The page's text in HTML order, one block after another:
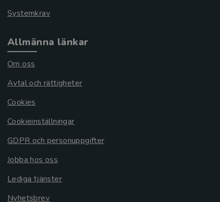
Systemkrav
Allmänna länkar
Om oss
Avtal och rättigheter
Cookies
Cookieinställningar
GDPR och personuppgifter
Jobba hos oss
Lediga tjänster
Nyhetsbrev